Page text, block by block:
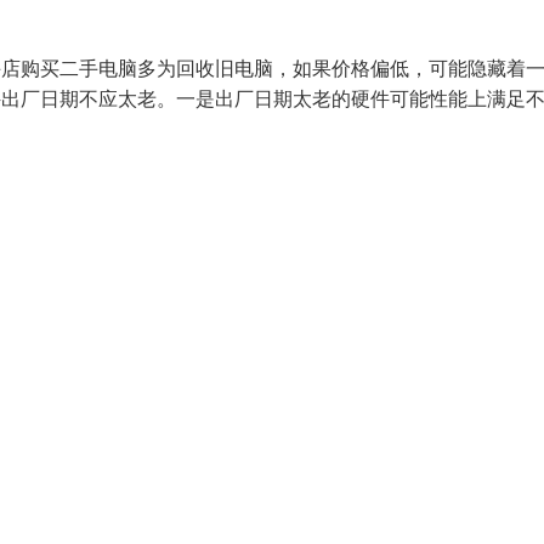
购买二手电脑多为回收旧电脑，如果价格偏低，可能隐藏着
厂日期不应太老。一是出厂日期太老的硬件可能性能上满足不